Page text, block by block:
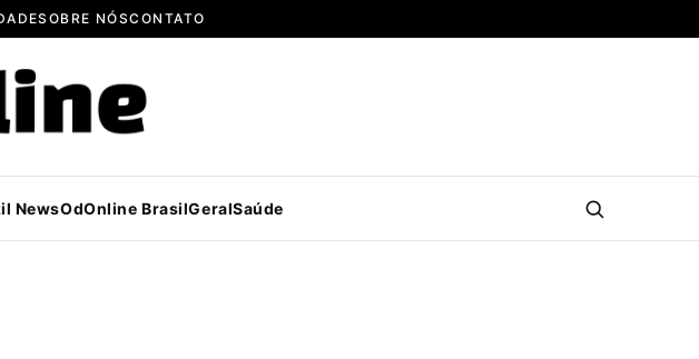
SOBRE NÓSCONTATO
NewsOdOnline BrasilGeralSaúde